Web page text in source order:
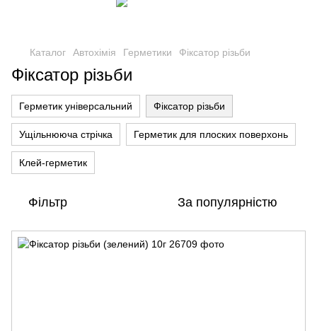
Каталог Автохімія Герметики Фіксатор різьби
Фіксатор різьби
Герметик універсальний Фіксатор різьби
Ущільнююча стрічка Герметик для плоских поверхонь
Клей-герметик
Фільтр За популярністю